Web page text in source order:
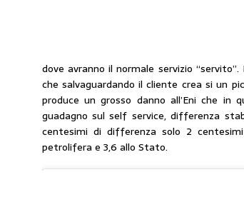
dove avranno il normale servizio
che salvaguardando il cliente crea si un
produce un grosso danno all’Eni che
guadagno sul self service, differenza
centesimi di differenza solo 2
petrolifera e 3,6 allo Stato.